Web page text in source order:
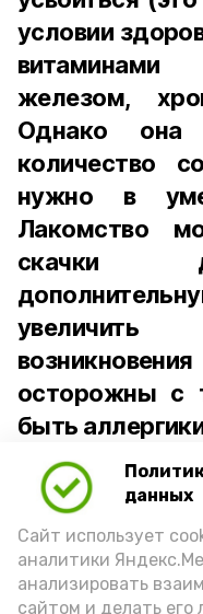
данных
Сайт использует
аналитики
анализировать
сайтом и делать
условии
железом,
Однако она
количество
нужно в
Лакомство
скачки
осторожны с
быть
Для взрослого
порцией икры
(2-3 ложки). При
внимание на
подаётся: